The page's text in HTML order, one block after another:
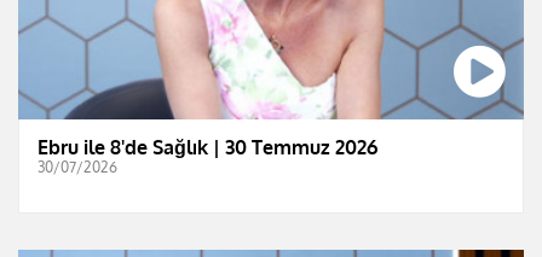
Ebru ile 8'de Sağlık | 30 Temmuz 2026
30/07/2026